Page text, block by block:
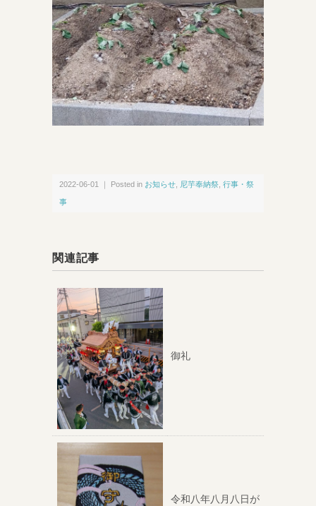
2022-06-01 ｜ Posted in お知らせ, 尼芋奉納祭, 行事・祭
事
関連記事
御礼
令和八年八月八日が